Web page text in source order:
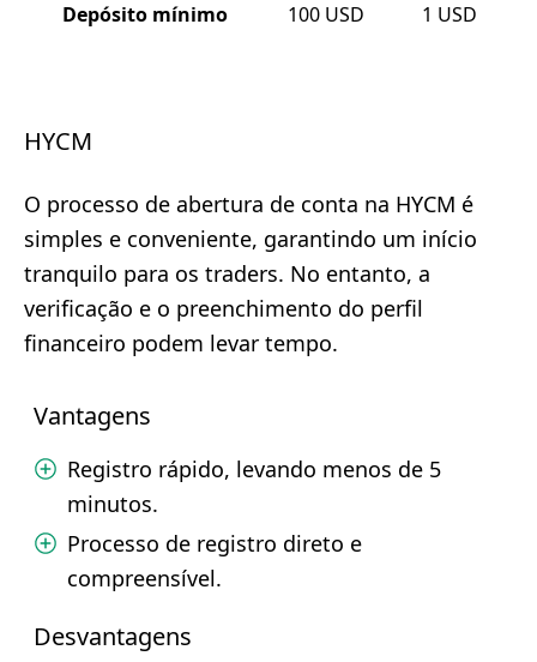
Depósito mínimo 100 USD 1 USD
HYCM
O processo de abertura de conta na HYCM é
simples e conveniente, garantindo um início
tranquilo para os traders. No entanto, a
verificação e o preenchimento do perfil
financeiro podem levar tempo.
Vantagens
Registro rápido, levando menos de 5
minutos.
Processo de registro direto e
compreensível.
Desvantagens